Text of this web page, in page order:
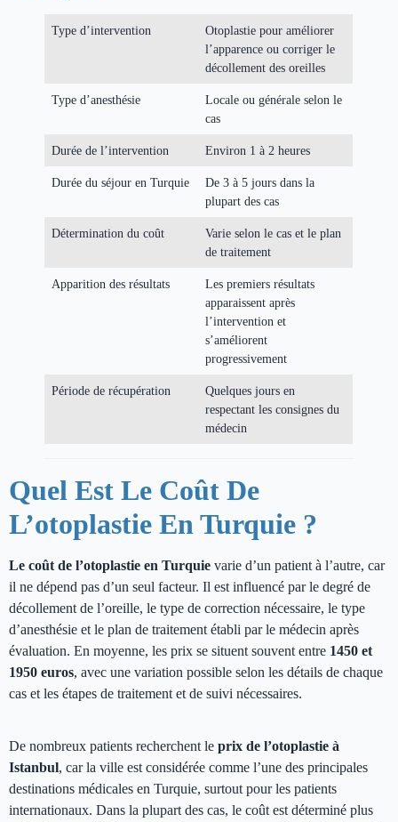
Type d’intervention
Otoplastie pour améliorer
l’apparence ou corriger le
décollement des oreilles
Type d’anesthésie
Locale ou générale selon le
cas
Durée de l’intervention Environ 1 à 2 heures
Durée du séjour en Turquie
De 3 à 5 jours dans la
plupart des cas
Détermination du coût
Varie selon le cas et le plan
de traitement
Apparition des résultats
Les premiers résultats
apparaissent après
l’intervention et
s’améliorent
progressivement
Période de récupération
Quelques jours en
respectant les consignes du
médecin
Quel Est Le Coût De
L’otoplastie En Turquie ?
Le coût de l’otoplastie en Turquie varie d’un patient à l’autre, car
il ne dépend pas d’un seul facteur. Il est influencé par le degré de
décollement de l’oreille, le type de correction nécessaire, le type
d’anesthésie et le plan de traitement établi par le médecin après
évaluation. En moyenne, les prix se situent souvent entre 1450 et
1950 euros, avec une variation possible selon les détails de chaque
cas et les étapes de traitement et de suivi nécessaires.
De nombreux patients recherchent le prix de l’otoplastie à
Istanbul, car la ville est considérée comme l’une des principales
destinations médicales en Turquie, surtout pour les patients
internationaux. Dans la plupart des cas, le coût est déterminé plus